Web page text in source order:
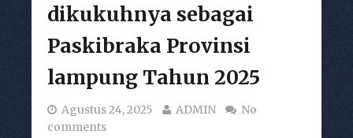
dikukuhnya sebagai
Paskibraka Provinsi
lampung Tahun 2025
Agustus 24, 2025 ADMIN
No
comments